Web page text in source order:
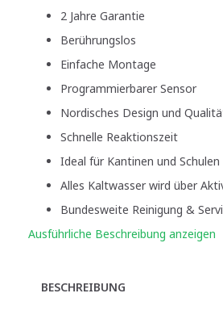
2 Jahre Garantie
Berührungslos
Einfache Montage
Programmierbarer Sensor
Nordisches Design und
Schnelle Reaktionszeit
Ideal für Kantinen und Schulen
Alles Kaltwasser wird über
Bundesweite Reinigung &
Ausführliche Beschreibung anzeigen
BESCHREIBUNG